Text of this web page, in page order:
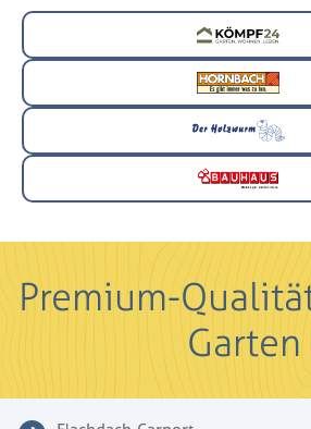
Premium-
Garten